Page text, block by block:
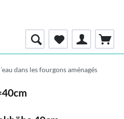
dans les fourgons aménagés